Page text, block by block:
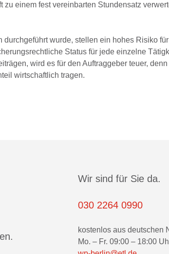
einem fest vereinbarten Stundensatz
wurde, stellen ein hohes Risiko
Status für jede einzelne
wird es für den Auftraggeber teuer,
wirtschaftlich tragen.
Wir sind für Sie da.
030 2264 0990
kostenlos aus deutschen
Mo. – Fr. 09:00 – 18:00